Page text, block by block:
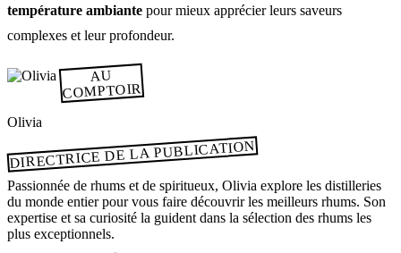
température ambiante pour mieux apprécier leurs saveurs
complexes et leur profondeur.
AU
COMPTOIR
Olivia
DIRECTRICE DE LA PUBLICATION
Passionnée de rhums et de spiritueux, Olivia explore les distilleries
du monde entier pour vous faire découvrir les meilleurs rhums. Son
expertise et sa curiosité la guident dans la sélection des rhums les
plus exceptionnels.